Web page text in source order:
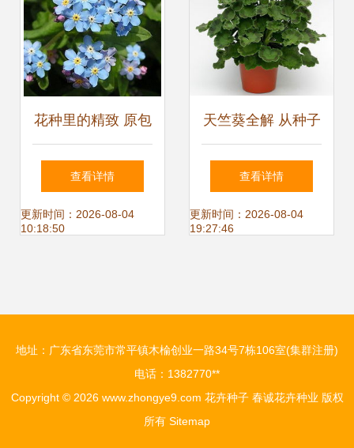
花种里的精致 原包
装精品花种，观花
勿缺的园艺秘诀
查看详情
更新时间：2026-08-04
10:18:50
天竺葵全解 从种子
到苗木的市场价格
与生产指南
查看详情
更新时间：2026-08-04
19:27:46
地址：广东省东莞市常平镇木棆创业一路34号7栋106室(集群注册)
电话：1382770**
Copyright © 2026 www.zhongye9.com 花卉种子 春诚花卉种业 版权
所有 Sitemap